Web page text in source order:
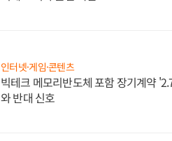
인터넷·게임·콘텐츠
빅테크 메모리반도체 포함 장기계약
와 반대 신호